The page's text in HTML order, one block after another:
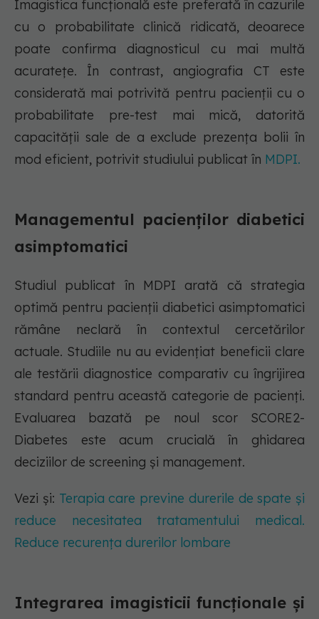
Imagistica funcțională este preferată în cazurile
cu o probabilitate clinică ridicată, deoarece
poate confirma diagnosticul cu mai multă
acuratețe. În contrast, angiografia CT este
considerată mai potrivită pentru pacienții cu o
probabilitate pre-test mai mică, datorită
capacității sale de a exclude prezența bolii în
mod eficient, potrivit studiului publicat în MDPI.
Managementul pacienților diabetici
asimptomatici
Studiul publicat în MDPI arată că strategia
optimă pentru pacienții diabetici asimptomatici
rămâne neclară în contextul cercetărilor
actuale. Studiile nu au evidențiat beneficii clare
ale testării diagnostice comparativ cu îngrijirea
standard pentru această categorie de pacienți.
Evaluarea bazată pe noul scor SCORE2-
Diabetes este acum crucială în ghidarea
deciziilor de screening și management.
Vezi și: Terapia care previne durerile de spate și
reduce necesitatea tratamentului medical.
Reduce recurența durerilor lombare
Integrarea imagisticii funcționale și